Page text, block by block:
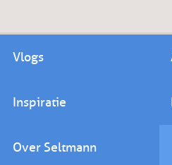
Vlogs
Inspiratie
Over Seltmann